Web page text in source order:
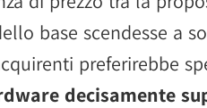
base scendesse a
preferirebbe
decisamente